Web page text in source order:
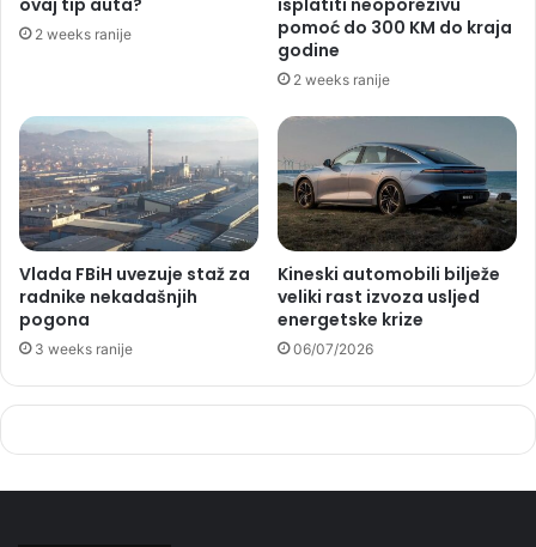
ovaj tip auta?
2 weeks ranije
isplatiti neoporezivu
pomoć do 300 KM do kraja
godine
2 weeks ranije
Vlada FBiH uvezuje staž za
radnike nekadašnjih
pogona
3 weeks ranije
Kineski automobili bilježe
veliki rast izvoza usljed
energetske krize
06/07/2026